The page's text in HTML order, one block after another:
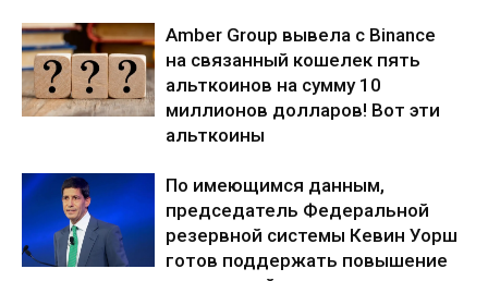
Amber Group вывела с Binance
на связанный кошелек пять
альткоинов на сумму 10
миллионов долларов! Вот эти
альткоины
По имеющимся данным,
председатель Федеральной
резервной системы Кевин Уорш
готов поддержать повышение